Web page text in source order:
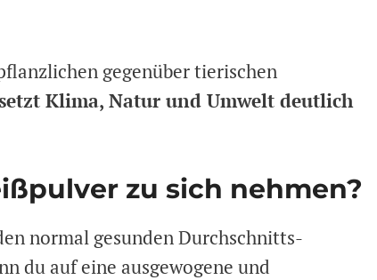
gegenüber tierischen
Klima, Natur und Umwelt deutlich
zu sich nehmen?
normal gesunden Durchschnitts-
du auf eine ausgewogene und